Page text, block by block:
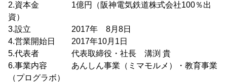
2.資本金 1億円（阪神電気鉄道株式会社100％出
資）
3.設立 2017年 8月8日
4.営業開始日 2017年10月1日
5.代表者 代表取締役・社長 溝渕 貴
6.事業内容 あんしん事業（ミマモルメ）・教育事業
（プログラボ）